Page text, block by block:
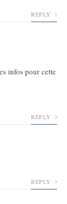
REPLY
infos pour cette
REPLY
REPLY